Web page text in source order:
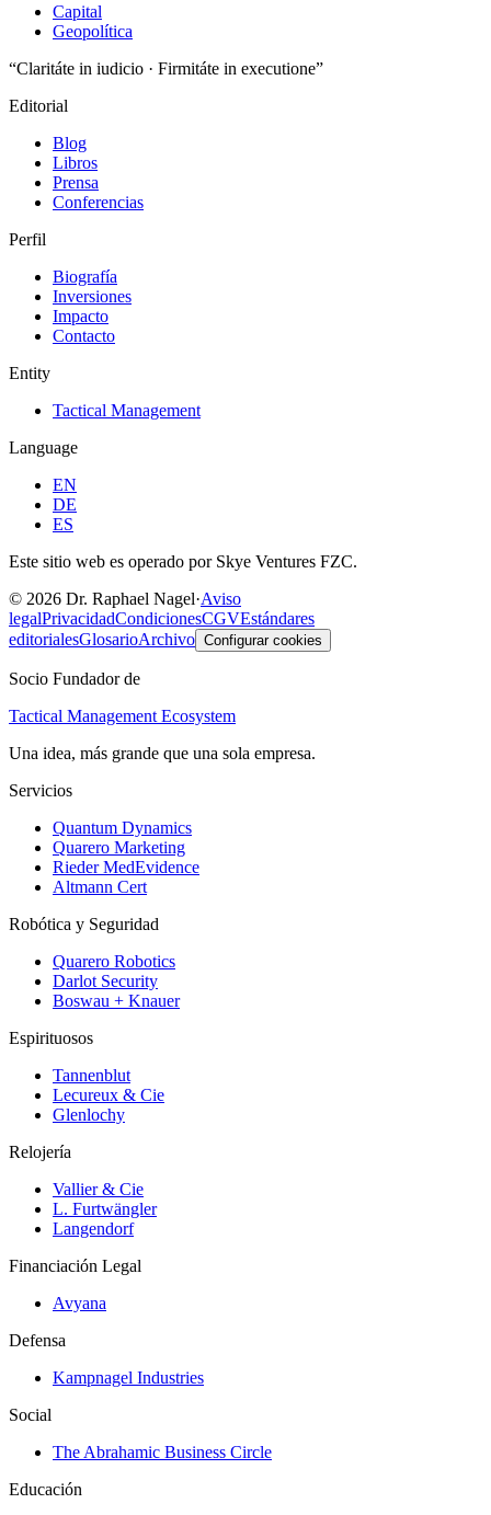
Capital
Geopolítica
“Claritáte in iudicio · Firmitáte in executione”
Editorial
Blog
Libros
Prensa
Conferencias
Perfil
Biografía
Inversiones
Impacto
Contacto
Entity
Tactical Management
Language
EN
DE
ES
Este sitio web es operado por Skye Ventures FZC.
© 2026 Dr. Raphael Nagel·Aviso
legalPrivacidadCondicionesCGVEstándares
editorialesGlosarioArchivo Configurar cookies
Socio Fundador de
Tactical Management Ecosystem
Una idea, más grande que una sola empresa.
Servicios
Quantum Dynamics
Quarero Marketing
Rieder MedEvidence
Altmann Cert
Robótica y Seguridad
Quarero Robotics
Darlot Security
Boswau + Knauer
Espirituosos
Tannenblut
Lecureux & Cie
Glenlochy
Relojería
Vallier & Cie
L. Furtwängler
Langendorf
Financiación Legal
Avyana
Defensa
Kampnagel Industries
Social
The Abrahamic Business Circle
Educación